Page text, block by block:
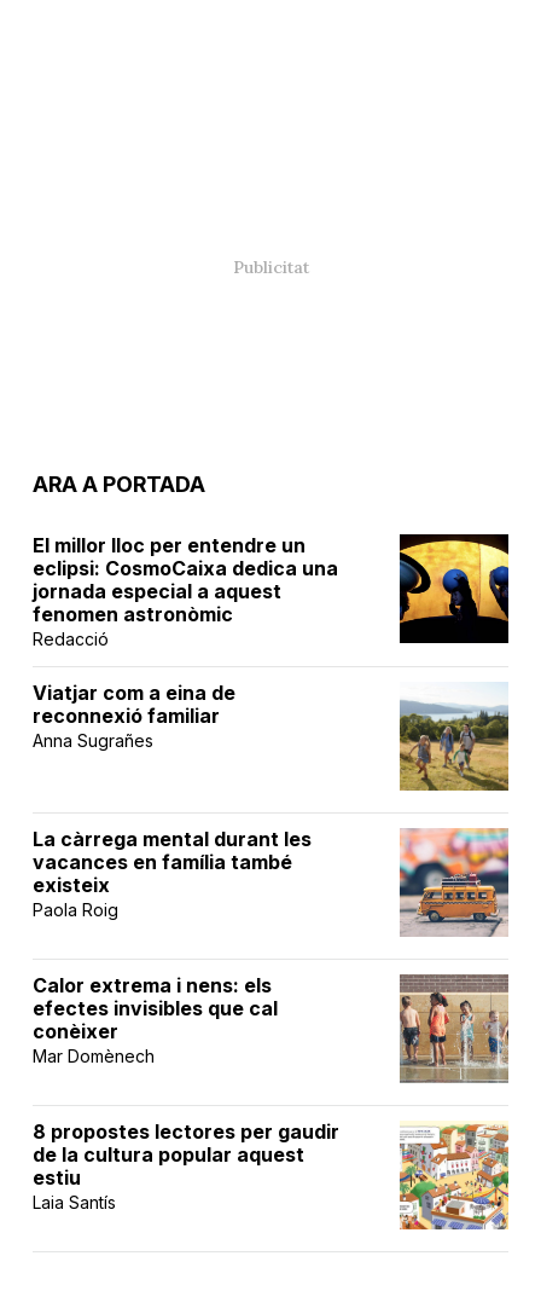
ARA A PORTADA
El millor lloc per entendre un
eclipsi: CosmoCaixa dedica una
jornada especial a aquest
fenomen astronòmic
Redacció
Viatjar com a eina de
reconnexió familiar
Anna Sugrañes
La càrrega mental durant les
vacances en família també
existeix
Paola Roig
Calor extrema i nens: els
efectes invisibles que cal
conèixer
Mar Domènech
8 propostes lectores per gaudir
de la cultura popular aquest
estiu
Laia Santís